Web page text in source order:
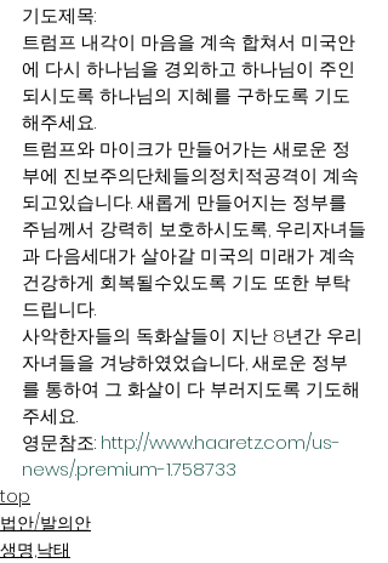
기도제목:
트럼프 내각이 마음을 계속 합쳐서 미국안
에 다시 하나님을 경외하고 하나님이 주인
되시도록 하나님의 지혜를 구하도록 기도
해주세요.
트럼프와 마이크가 만들어가는 새로운 정
부에 진보주의단체들의정치적공격이 계속
되고있습니다. 새롭게 만들어지는 정부를
주님께서 강력히 보호하시도록, 우리자녀들
과 다음세대가 살아갈 미국의 미래가 계속
건강하게 회복될수있도록 기도 또한 부탁
드립니다.
사악한자들의 독화살들이 지난 8년간 우리
자녀들을 겨냥하였었습니다, 새로운 정부
를 통하여 그 화살이 다 부러지도록 기도해
주세요.
영문참조: http://www.haaretz.com/us-
news/.premium-1.758733
top
법안/발의안
생명,낙태